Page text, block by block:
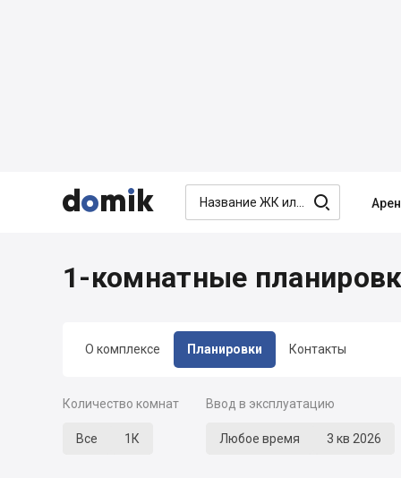


 
О комплексе Планировки Контакты
1-комнатные
Количество комнат
Все 1К
Ввод в эксплуатацию
Любое время 3 кв 2026